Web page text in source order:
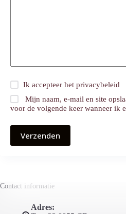
Ik accepteer hetprivacybeleid
Mijn naam, e-mail en site
voor de volgende keer wanneer ik
Verzenden
Contact informatie
Adres: